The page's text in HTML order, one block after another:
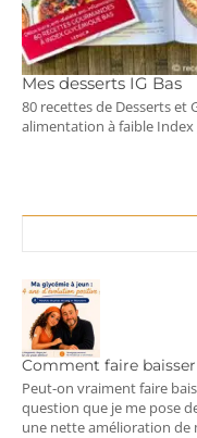
Mes desserts IG Bas
80 recettes de Desserts et
alimentation à faible Index
Comment faire
Peut-on vraiment faire
question que je me pose
une nette amélioration de